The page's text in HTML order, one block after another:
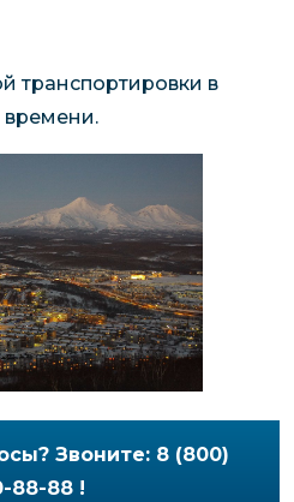
транспортировки в
времени.
Звоните: 8 (800)
88-88 !